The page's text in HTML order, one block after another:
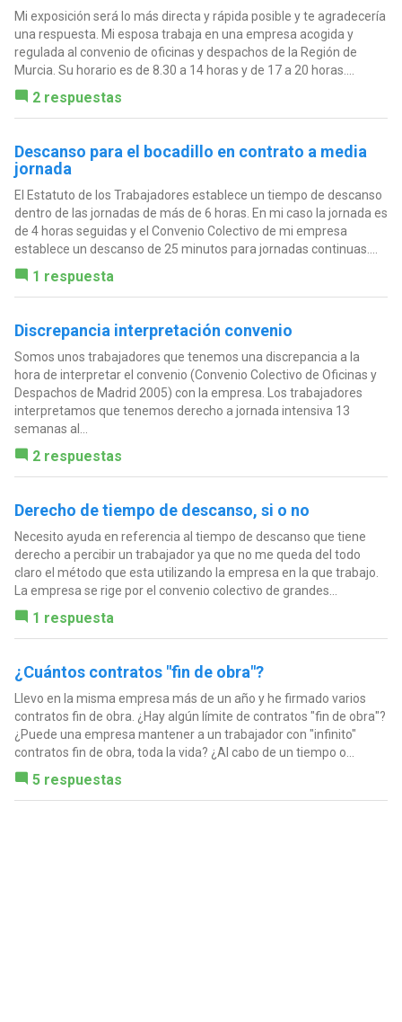
Mi exposición será lo más directa y rápida posible y te agradecería
una respuesta. Mi esposa trabaja en una empresa acogida y
regulada al convenio de oficinas y despachos de la Región de
Murcia. Su horario es de 8.30 a 14 horas y de 17 a 20 horas....
2 respuestas
Descanso para el bocadillo en contrato a media
jornada
El Estatuto de los Trabajadores establece un tiempo de descanso
dentro de las jornadas de más de 6 horas. En mi caso la jornada es
de 4 horas seguidas y el Convenio Colectivo de mi empresa
establece un descanso de 25 minutos para jornadas continuas....
1 respuesta
Discrepancia interpretación convenio
Somos unos trabajadores que tenemos una discrepancia a la
hora de interpretar el convenio (Convenio Colectivo de Oficinas y
Despachos de Madrid 2005) con la empresa. Los trabajadores
interpretamos que tenemos derecho a jornada intensiva 13
semanas al...
2 respuestas
Derecho de tiempo de descanso, si o no
Necesito ayuda en referencia al tiempo de descanso que tiene
derecho a percibir un trabajador ya que no me queda del todo
claro el método que esta utilizando la empresa en la que trabajo.
La empresa se rige por el convenio colectivo de grandes...
1 respuesta
¿Cuántos contratos "fin de obra"?
Llevo en la misma empresa más de un año y he firmado varios
contratos fin de obra. ¿Hay algún límite de contratos "fin de obra"?
¿Puede una empresa mantener a un trabajador con "infinito"
contratos fin de obra, toda la vida? ¿Al cabo de un tiempo o...
5 respuestas